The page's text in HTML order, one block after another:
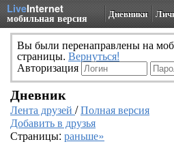
LiveInternet
мобильная версия Дневники
Вы были перенаправлены на
страницы. Вернуться!
Авторизация
Дневник
Лента друзей /Полная версия
Добавить в друзья
Страницы: раньше»